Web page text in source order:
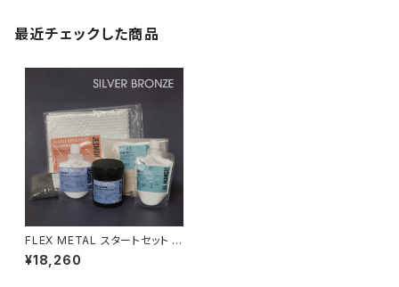
最近チェックした商品
FLEX METAL スタートセット シ
ルバーブロンズ（30cm×40cm
パネル1枚分）
¥18,260